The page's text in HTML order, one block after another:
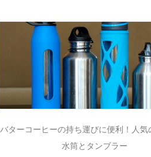
バターコーヒーの持ち運びに便利！人気
水筒とタンブラー